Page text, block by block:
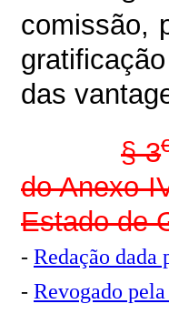
comissão,
das
§ 3
do Anexo
Estado de
- Redação dada
- Revogado